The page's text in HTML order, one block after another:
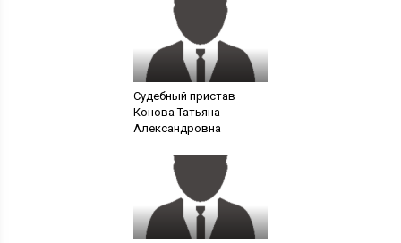
Судебный пристав
Конова Татьяна
Александровна